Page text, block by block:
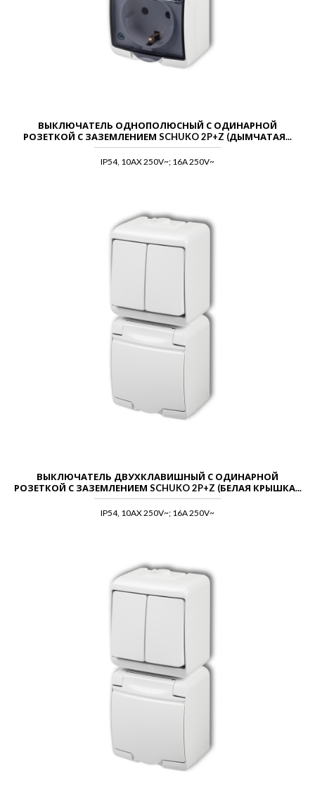
ВЫКЛЮЧАТЕЛЬ ОДНОПОЛЮСНЫЙ С ОДИНАРНОЙ
РОЗЕТКОЙ С ЗАЗЕМЛЕНИЕМ SCHUKO 2P+Z (ДЫМЧАТАЯ...
IP54, 10AX 250V~; 16A 250V~
ВЫКЛЮЧАТЕЛЬ ДВУХКЛАВИШНЫЙ С ОДИНАРНОЙ
РОЗЕТКОЙ С ЗАЗЕМЛЕНИЕМ SCHUKO 2P+Z (БЕЛАЯ КРЫШКА...
IP54, 10AX 250V~; 16A 250V~